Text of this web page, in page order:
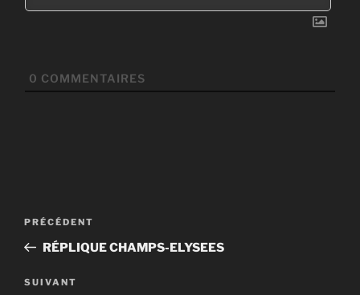
0 COMMENTAIRES
Navigation
l’article
Article
précédent
PRÉCÉDENT
RÉPLIQUE CHAMPS-ELYSEES
Article
SUIVANT